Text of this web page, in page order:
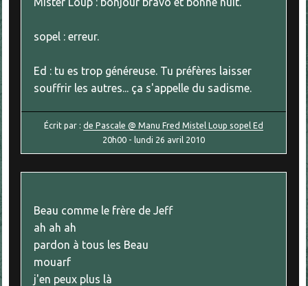
sopel : erreur.
Ed : tu es trop généreuse. Tu préfères laisser
souffrir les autres... ça s'appelle du sadisme.
Écrit par :de Pascale @ Manu Fred Mistel Loup sopel Ed
20h00 -lundi 26 avril 2010
Beau comme le frère de Jeff
ah ah ah
pardon à tous les Beau
mouarf
j'en peux plus là